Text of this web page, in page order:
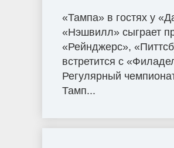
«Тампа» в гостях у
«Нэшвилл» сыграет
«Рейнджерс»,
встретится с
Регулярный
Тамп...